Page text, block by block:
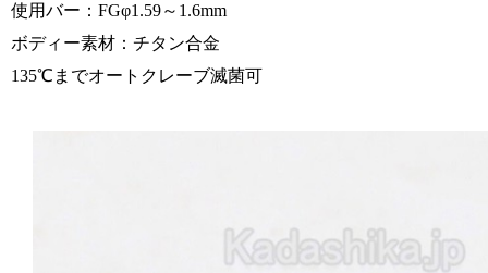
使用バー：FGφ1.59～1.6mm
ボディー素材：チタン合金
135℃までオートクレーブ滅菌可